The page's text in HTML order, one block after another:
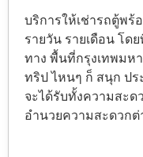
บริการให้เช่ารถตู้พร้
รายวัน รายเดือน โ
ทาง พื้นที่กรุงเทพมห
ทริป ไหนๆ ก็ สนุก ปร
จะได้รับทั้งความสะ
อำนวยความสะดวก